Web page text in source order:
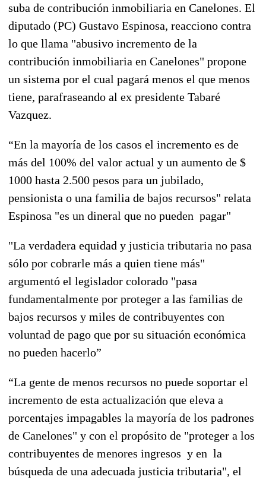
suba de contribución inmobiliaria en Canelones. El
diputado (PC) Gustavo Espinosa, reacciono contra
lo que llama "abusivo incremento de la
contribución inmobiliaria en Canelones" propone
un sistema por el cual pagará menos el que menos
tiene, parafraseando al ex presidente Tabaré
Vazquez.
“En la mayoría de los casos el incremento es de
más del 100% del valor actual y un aumento de $
1000 hasta 2.500 pesos para un jubilado,
pensionista o una familia de bajos recursos" relata
Espinosa "es un dineral que no pueden pagar"
"La verdadera equidad y justicia tributaria no pasa
sólo por cobrarle más a quien tiene más"
argumentó el legislador colorado "pasa
fundamentalmente por proteger a las familias de
bajos recursos y miles de contribuyentes con
voluntad de pago que por su situación económica
no pueden hacerlo”
“La gente de menos recursos no puede soportar el
incremento de esta actualización que eleva a
porcentajes impagables la mayoría de los padrones
de Canelones" y con el propósito de "proteger a los
contribuyentes de menores ingresos y en la
búsqueda de una adecuada justicia tributaria", el